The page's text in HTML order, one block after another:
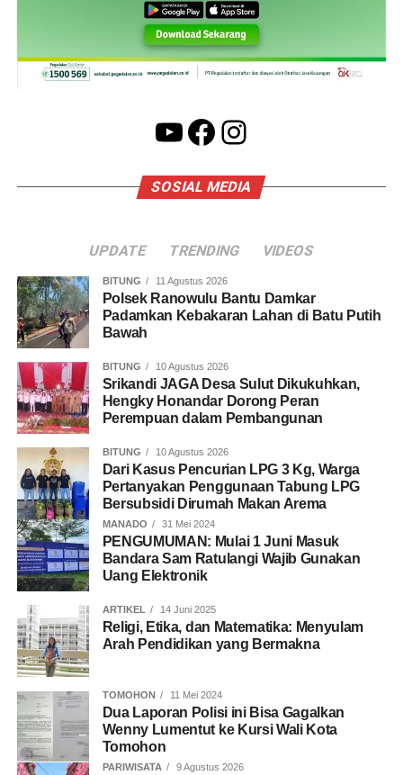
YouTube
Facebook
Instagram
SOSIAL MEDIA
UPDATE TRENDING VIDEOS
BITUNG 11 Agustus 2026
Polsek Ranowulu Bantu Damkar
Padamkan Kebakaran Lahan di Batu Putih
Bawah
BITUNG 10 Agustus 2026
Srikandi JAGA Desa Sulut Dikukuhkan,
Hengky Honandar Dorong Peran
Perempuan dalam Pembangunan
BITUNG 10 Agustus 2026
Dari Kasus Pencurian LPG 3 Kg, Warga
Pertanyakan Penggunaan Tabung LPG
Bersubsidi Dirumah Makan Arema
MANADO 31 Mei 2024
PENGUMUMAN: Mulai 1 Juni Masuk
Bandara Sam Ratulangi Wajib Gunakan
Uang Elektronik
ARTIKEL 14 Juni 2025
Religi, Etika, dan Matematika: Menyulam
Arah Pendidikan yang Bermakna
TOMOHON 11 Mei 2024
Dua Laporan Polisi ini Bisa Gagalkan
Wenny Lumentut ke Kursi Wali Kota
Tomohon
PARIWISATA 9 Agustus 2026